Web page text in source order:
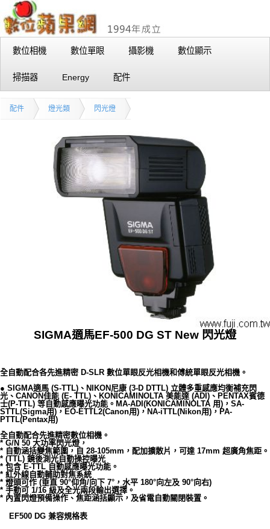
數位相機 數位單眼 攝影機 數位顯示
掃描器 Energy 配件
配件 燈光類 閃光燈
SIGMA適馬EF-500 DG ST New 閃光燈
全自動配合各先進精密 D-SLR 數位單眼反光相機和傅統單眼反光相機。
● SIGMA適馬 (S-TTL)、NIKON尼康 (3-D DTTL) 立體多重感應均衡補充閃
光、CANON佳能 (E- TTL)、KONICAMINOLTA 美能達 (ADI)、PENTAX賓德
士(P-TTL) 等自動感應曝光功能。MA-ADI(KONICAMINOLTA 用)，SA-
STTL(Sigma用)，EO-ETTL2(Canon用)，NA-iTTL(Nikon用)，PA-
PTTL(Pentax用)
全自動配合先進精密數位相機。
* G/N 50 大功率閃光燈，
* 自動涵括變焦範圍，自 28-105mm，配加擴散片，可達 17mm 超廣角焦距。
* (TTL) 鏡後測光自動操控曝光
* 包含 E-TTL 自動感應曝光功能。
* 紅外線自動輔助對焦系統
* 燈頭可作 (垂直 90°仰角/向下 7°，水平 180°向左及 90°向右)
* 手動可 1/16 級及全光兩段輸出選擇。
* 內置閃燈預備操作、焦距涵括顯示，及省電自動關閉裝置。
EF500 DG 兼容規格表